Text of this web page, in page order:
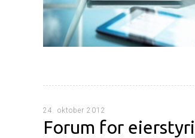
24. oktober 2012
Forum for